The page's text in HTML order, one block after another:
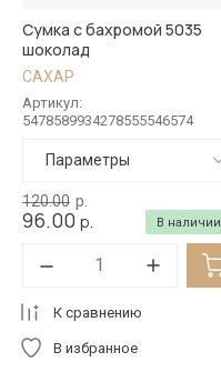
Сумка с бахромой 5035
шоколад
САХАР
Артикул:
5478589934278555546574
Параметры
В наличии
120.00 р.
96.00 р.
К сравнению
В избранное